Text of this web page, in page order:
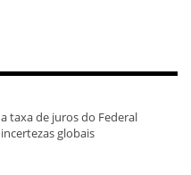
taxa de juros do Federal
globais